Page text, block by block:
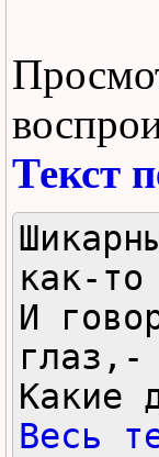
Текст
как-то
И
глаз,-
Какие
Весь